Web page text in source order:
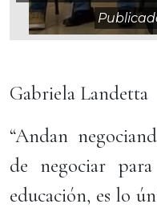
Gabriela Landetta
“Andan
de negociar
educación, es lo